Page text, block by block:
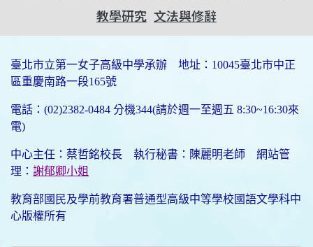
教學研究 文法與修辭
臺北市立第一女子高級中學承辦 地址：10045臺北市中正
區重慶南路一段165號
電話：(02)2382-0484 分機344(請於週一至週五 8:30~16:30來
電)
中心主任：蔡哲銘校長 執行秘書：陳麗明老師 網站管
理： 謝郁卿小姐
教育部國民及學前教育署普通型高級中等學校國語文學科中
心版權所有